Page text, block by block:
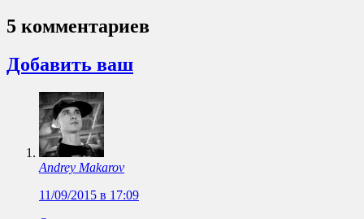
5 комментариев
Добавить ваш
Andrey Makarov
11/09/2015 в 17:09